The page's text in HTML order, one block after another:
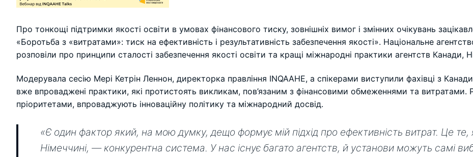
Про тонкощі підтримки якості освіти в умовах фінансового тиску, зовнішніх вимог і змінних очікувань
«Боротьба з «витратами»: тиск на ефективність і результативність забезпечення якості». Національне
розповіли про принципи сталості забезпечення якості освіти та кращі міжнародні практики агентств Канади,
Модерувала сесію Мері Кетрін Леннон, директорка правління INQAAHE, а спікерами виступили фахівці з
вже впроваджені практики, які протистоять викликам, пов’язаним з фінансовими обмеженнями та витратами.
пріоритетами, впроваджують інноваційну політику та міжнародний досвід.
«Є один фактор який, на мою думку, дещо формує мій підхід про ефективність витрат. Це
Німеччині, — конкурентна система. У нас існує багато агентств, й установи можуть самі